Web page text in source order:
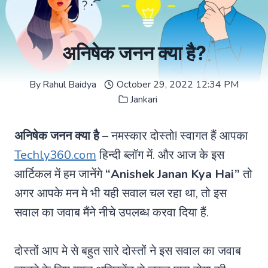
अनिषेक जनन क्या है?
ByRahul Baidya
October 29, 2022 12:34 PM
Jankari
अनिषेक जनन क्या है– नमस्कार दोस्तो! स्वागत हैं आपका
Techly360.comहिन्दी ब्लॉग में. और आज के इस
आर्टिकल में हम जानेंगे“Anishek Janan Kya Hai”तो
अगर आपके मन मे भी यही सवाल चल रहा था, तो इस
सवाल का जवाब मैंने नीचे उपलब्ध करवा दिया हैं.
दोस्तों आप मे से बहुत सारे दोस्तों ने इस सवाल का जवाब